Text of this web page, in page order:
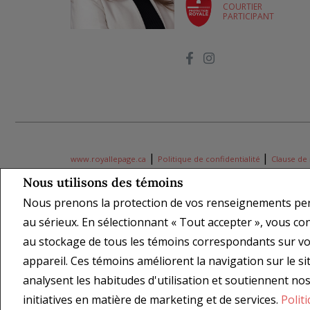
Nous utilisons des témoins
Nous prenons la protection de vos renseignements
au sérieux. En sélectionnant « Tout accepter », vous
au stockage de tous les témoins correspondants sur
appareil. Ces témoins améliorent la navigation sur le
analysent les habitudes d'utilisation et soutiennent nos
initiatives en matière de marketing et de services.
COURTIER
PARTICIPANT
www.royallepage.ca | Politique de confidentialité | Clause
Tous les renseignements affichés sont jugés fiables; leur
donnée quant à l'exactitude desdits renseignements. Ne vise
des marques déposées de REALTOR® Canada Inc., une
REALTOR® servent à distinguer les services immobiliers
leurs logos respectifs sont la propriété de l'ACI, et ils servent
Coordonnées de l'agent REALTOR® fournies pour favoriser
propriétaire du site Web.